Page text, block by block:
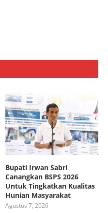
Bupati Irwan Sabri
Canangkan BSPS 2026
Untuk Tingkatkan Kualitas
Hunian Masyarakat
Agustus 7, 2026